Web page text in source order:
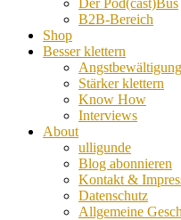
Der Pod(cast)Bus
B2B-Bereich
Shop
Besser klettern
Angstbewältigung
Stärker klettern
Know How
Interviews
About
ulligunde
Blog abonnieren
Kontakt &
Datenschutz
Allgemeine